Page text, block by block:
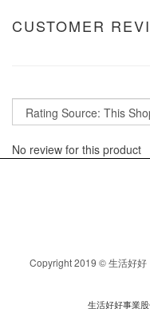
CUSTOMER
No review for this product
Copyright 2019 © 生
生活好好事業